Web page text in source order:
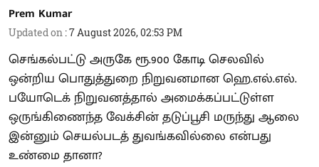
Prem Kumar
Updated on :7 August 2026, 02:53 PM
செங்கல்பட்டு அருகே ரூ.900 கோடி செலவில்
ஒன்றிய பொதுத்துறை நிறுவனமான ஹெ.எல்.எல்.
பயோடெக் நிறுவனத்தால் அமைக்கப்பட்டுள்ள
ஒருங்கிணைந்த வேக்சின் தடுப்பூசி மருந்து ஆலை
இன்னும் செயல்படத் துவங்கவில்லை என்பது
உண்மை தானா?